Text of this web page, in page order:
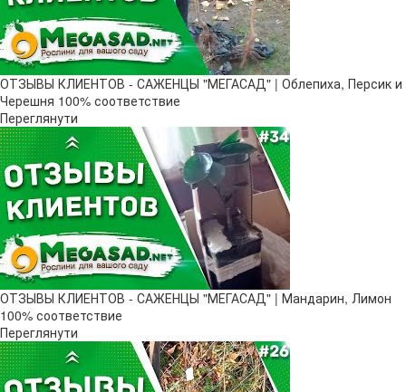
ОТЗЫВЫ КЛИЕНТОВ - САЖЕНЦЫ "МЕГАСАД" | Облепиха, Персик и
Черешня 100% соответствие
Переглянути
ОТЗЫВЫ КЛИЕНТОВ - САЖЕНЦЫ "МЕГАСАД" | Мандарин, Лимон
100% соответствие
Переглянути